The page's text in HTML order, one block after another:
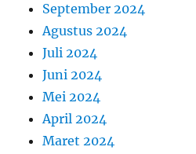
September 2024
Agustus 2024
Juli 2024
Juni 2024
Mei 2024
April 2024
Maret 2024